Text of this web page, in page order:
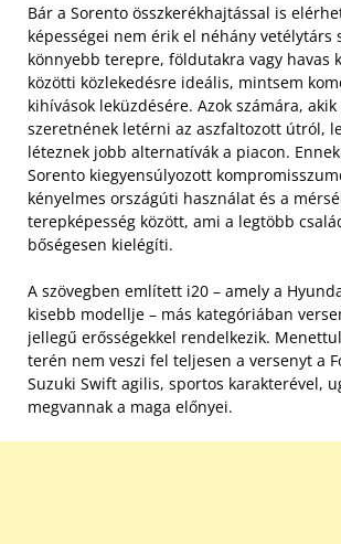
Bár a Sorento összkerékhajtással is
képességei nem érik el néhány vetélytárs
könnyebb terepre, földutakra vagy havas
közötti közlekedésre ideális, mintsem
kihívások leküzdésére. Azok számára,
szeretnének letérni az aszfaltozott útról,
léteznek jobb alternatívák a piacon.
Sorento kiegyensúlyozott
kényelmes országúti használat és a
terepképesség között, ami a legtöbb
bőségesen kielégíti.
A szövegben említett i20 – amely a
kisebb modellje – más kategóriában
jellegű erősségekkel rendelkezik.
terén nem veszi fel teljesen a versenyt a
Suzuki Swift agilis, sportos karakterével,
megvannak a maga előnyei.